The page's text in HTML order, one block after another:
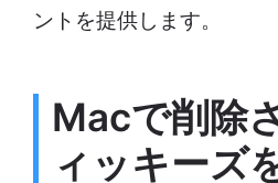
ントを提供します。
Macで削除
ィッキーズ